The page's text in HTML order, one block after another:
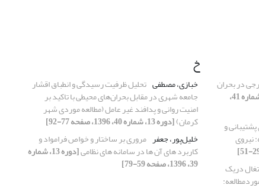
در بحران
[دوره 13، شماره 41،
و
نیروی
دریک
خ
خبازی، مصطفی تحلیل ظرفیت رسیدگی و انطباق اقشار
جامعه شهری در مقابل بحران‌های محیطی با تاکید بر
امنیت روانی و پدافند غیر عامل (مطالعه موردی شهر
کرمان)[دوره 13، شماره 40، 1396، صفحه 77-92]
خلیل‌پور، جعفر مروری بر ساختار و خواص فرامواد و
کاربرد های آن ها در سامانه های نظامی [دوره 13، شماره
39، 1396، صفحه 59-79]